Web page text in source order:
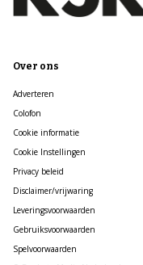
Over ons
Adverteren
Colofon
Cookie informatie
Cookie Instellingen
Privacy beleid
Disclaimer/vrijwaring
Leveringsvoorwaarden
Gebruiksvoorwaarden
Spelvoorwaarden